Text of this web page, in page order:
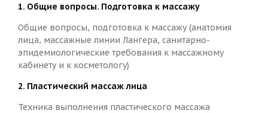
1. Общие вопросы. Подготовка к массажу
​​​​​​​Общие вопросы, подготовка к массажу (анатомия
лица, массажные линии Лангера, санитарно-
эпидемиологические требования к массажному
кабинету и к косметологу)
2. Пластический массаж лица
Техника выполнения пластического массажа